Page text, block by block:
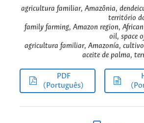
agricultura familiar, Amazônia,
território
family farming, Amazon region,
oil, space
agricultura familiar, Amazonía,
aceite de palma,
PDF
(Português)